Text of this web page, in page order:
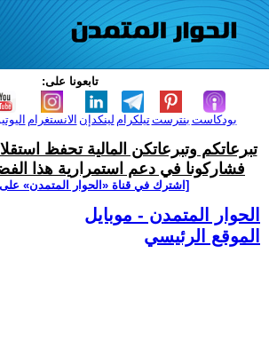
تابعونا على:
الانستغرام لينكدإن تيلكرامبنترست بودكاست
تبرعاتكم وتبرعاتكن المالية تحفظ
فشاركونا في دعم استمرارية هذا
[اشترك في قناة ‫«الحوار المتمدن» على
الحوار المتمدن - موبايل
الموقع الرئيسي